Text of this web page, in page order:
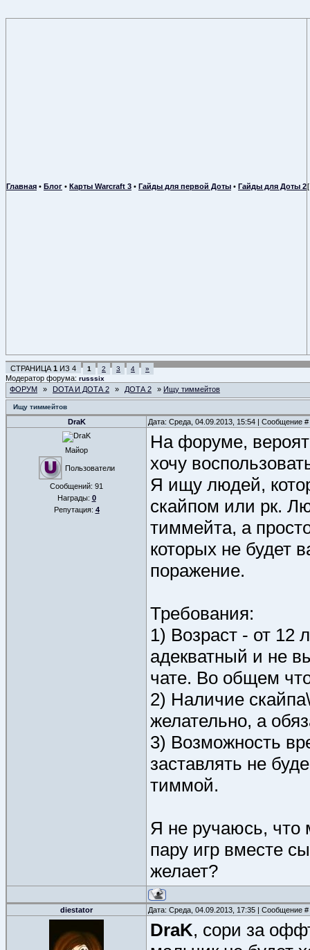
Главная • Блог • Карты Warcraft 3 • Гайды для первой Доты • Гайды для Доты 2
СТРАНИЦА 1 ИЗ 4 1 2 3 4 »
Модератор форума: russsix
ФОРУМ » DOTA И ДОТА 2 » ДОТА 2 » Ищу тиммейтов
Ищу тиммейтов
DraK Дата: Среда, 04.09.2013, 15:54 | Сообщение #
Майор
Пользователи
Сообщений: 91
Награды: 0
Репутация: 4
На форуме,
хочу
Я ищу людей,
скайпом или рк.
тиммейта, а
которых не будет
поражение.
Требования:
1) Возраст - от 12
адекватный и не
чате. Во общем
2) Наличие
желательно, а
3) Возможность
заставлять не
тиммой.
Я не ручаюсь, что
пару игр вместе
желает?
diestator Дата: Среда, 04.09.2013, 17:35 | Сообщение #
DraK, сори за